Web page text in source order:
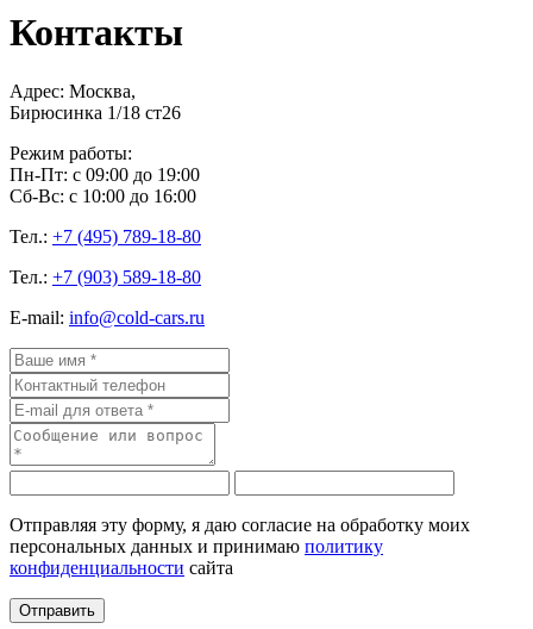
Контакты
Адрес: Москва,
Бирюсинка 1/18 ст26 ​
Режим работы:
Пн-Пт: с 09:00 до 19:00
Сб-Вс: с 10:00 до 16:00
Тел.: +7 (495) 789-18-80
Тел.: +7 (903) 589-18-80
E-mail: info@cold-cars.ru
Отправляя эту форму, я даю согласие на обработку моих
персональных данных и принимаю политику
конфиденциальности сайта